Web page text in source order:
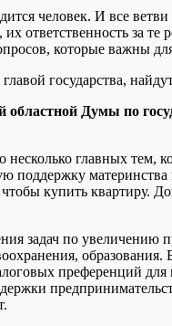
человек. И все
ответственность за
которые важны
государства,
Думы по
главных тем,
поддержку
купить
задач по увеличению
преференций для